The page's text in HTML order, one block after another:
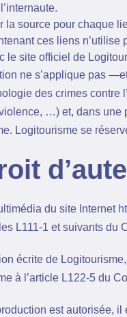
la source pour chaque
ces liens
le site officiel de
ne s’applique pas
des crimes contre
…) et, dans une
Logitourisme se
du site Internet
L111-1 et suivants du
écrite de
à l’article L122-5 du
est autorisée,